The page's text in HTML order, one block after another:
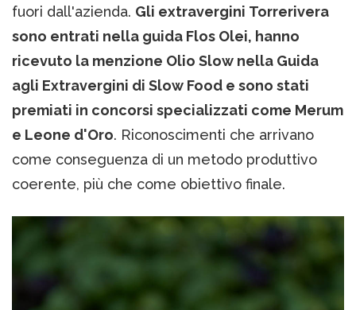
fuori dall'azienda. Gli extravergini Torrerivera
sono entrati nella guida Flos Olei, hanno
ricevuto la menzione Olio Slow nella Guida
agli Extravergini di Slow Food e sono stati
premiati in concorsi specializzati come Merum
e Leone d'Oro. Riconoscimenti che arrivano
come conseguenza di un metodo produttivo
coerente, più che come obiettivo finale.